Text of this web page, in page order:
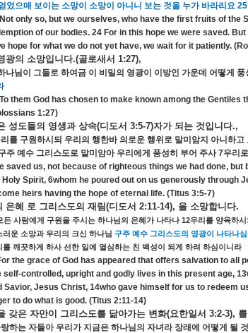
었으매 보이는 소망이 소망이 아니니 보는 것을 누가 바라리요 25
only so, but we ourselves, who have the first fruits of
of our bodies. 24 For in this hope we were saved.
hope for what we do not yet have, we wait for it patiently.
광의 소망입니다.(골로새서 1:27),
나님이 그들로 하여금 이 비밀의 영광이 이방인 가운데 어떻게 풍
them God has chosen to make known among the
1:27)
성도들의 영생과 상속(디도서 3:5-7)자가 되는 것입니다.,
를 구원하시되 우리의 행한바 의로운 행위로 말미암지 아니하고
주 예수 그리스도로 말미암아 우리에게 풍성히 부어 주사7우리로
saved us, not because of righteous things we had done,
Holy Spirit, 6whom he poured out on us generously through
heirs having the hope of eternal life. (Titus 3:5-7)
은혜 로 그리스도의 재림 (디도서 2:11-14), 을 소망합니다.
든 사람에게 구원을 주시는 하나님의 은혜가 나타나12우리를 양육하시
러운 소망과 우리의 크신 하나님 구주 예수 그리스도의 영광이 나타나
를 깨끗하게 하사 선한 일에 열심하는 친 백성이 되게 하려 하심이니라
the grace of God has appeared that offers salvation to all
self-controlled, upright and godly lives in this present age,
Savior, Jesus Christ, 14who gave himself for us to redeem
to do what is good. (Titus 2:11-14)
갖은 자만이 그리스도를 닮아가는 변화(요한일서 3:2-3), 를
하는 자들아 우리가 지금은 하나님의 자녀라 장래에 어떻게 될